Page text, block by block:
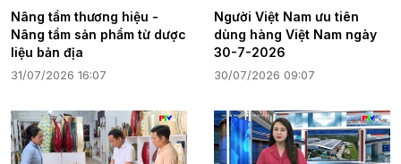
Nâng tầm thương hiệu -
Nâng tầm sản phẩm từ dược
liệu bản địa
31/07/2026 16:07
Người Việt Nam ưu tiên
dùng hàng Việt Nam ngày
30-7-2026
30/07/2026 09:07